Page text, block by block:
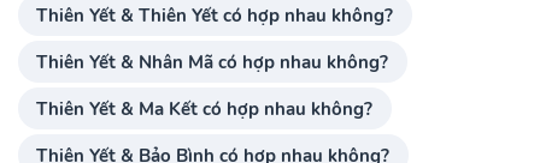
Thiên Yết & Thiên Yết có hợp nhau không?
Thiên Yết & Nhân Mã có hợp nhau không?
Thiên Yết & Ma Kết có hợp nhau không?
Thiên Yết & Bảo Bình có hợp nhau không?